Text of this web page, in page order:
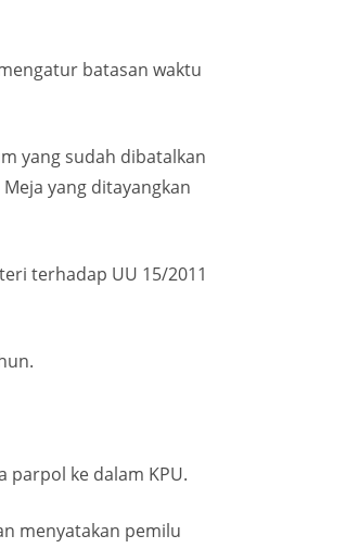
batasan waktu
yang sudah dibatalkan
yang ditayangkan
terhadap UU 15/2011
parpol ke dalam KPU.
menyatakan pemilu